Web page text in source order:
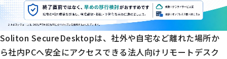
Soliton SecureDesktopは、社外や自宅など離れた場所か
ら社内PCへ安全にアクセスできる法人向けリモートデスク